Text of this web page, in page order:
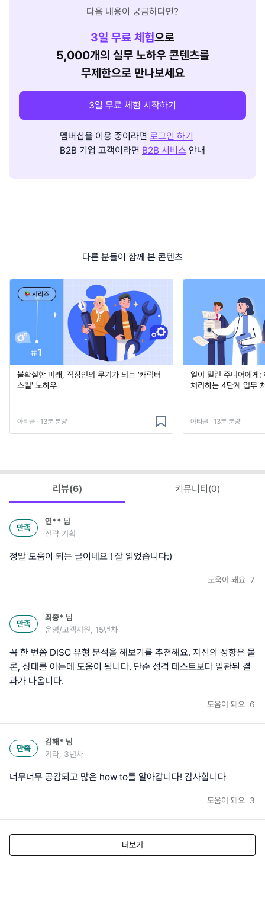
다음 내용이 궁금하다면?
3일 무료 체험으로
5,000개의 실무 노하우 콘텐츠를
무제한으로 만나보세요
3일 무료 체험 시작하기
멤버십을 이용 중이라면 로그인 하기
B2B 기업 고객이라면 B2B 서비스 안내
다른 분들이 함께 본 콘텐츠
불확실한 미래, 직장인의 무기가 되는 '캐릭터
스킬' 노하우
아티클 · 13분 분량
일이 밀린 주니어에게:
처리하는 4단계 업무
아티클 · 13분 분량
리뷰(6) 커뮤니티(0)
만족
연** 님
전략 기획
정말 도움이 되는 글이네요 ! 잘 읽었습니다:)
도움이 돼요 7
만족
최종* 님
운영/고객지원, 15년차
꼭 한 번쯤 DISC 유형 분석을 해보기를 추천해요. 자신의 성향은 물
론, 상대를 아는데 도움이 됩니다. 단순 성격 테스트보다 일관된 결
과가 나옵니다.
도움이 돼요 6
만족
김해* 님
기타, 3년차
너무너무 공감되고 많은 how to를 알아갑니다! 감사합니다
도움이 돼요 3
더보기